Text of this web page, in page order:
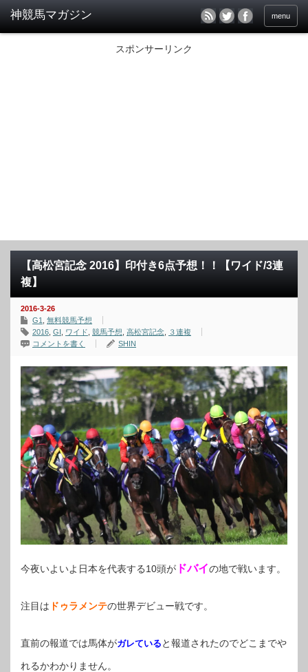
menu
スポンサーリンク
【高松宮記念 2016】印付き6点予想！！【ワイド/3連
複】
2016-3-26
G1
無料競馬予想
2016 GⅠ ワイド 競馬予想 高松宮記念
３連複
コメントを書く
SHIN
今夜いよいよ日本を代表する10頭が ドバイの地で戦います。
注目は ドゥラメンテの世界デビュー戦です。
直前の報道では馬体がガレている と報道されたのでどこまでや
れるかわかりません。